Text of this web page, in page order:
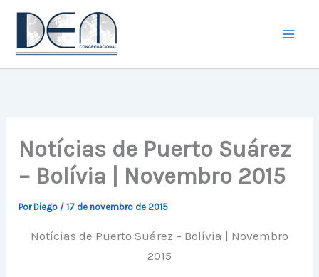
conteúdo
Notícias de Puerto Suárez
– Bolívia | Novembro 2015
PorDiego /17 de novembro de 2015
Notícias de Puerto Suárez – Bolívia | Novembro
2015